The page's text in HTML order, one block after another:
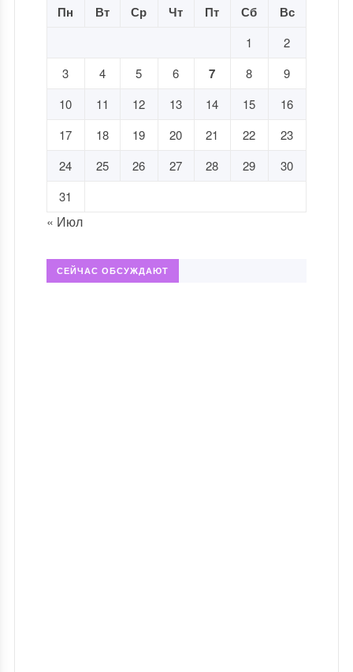
Пн Вт Ср Чт Пт Сб Вс
1
2
3
4 5 6 7 8
9
10
11 12 13 14 15
16
17
18 19 20 21 22
23
24
25 26 27 28 29
30
31
« Июл
СЕЙЧАС ОБСУЖДАЮТ